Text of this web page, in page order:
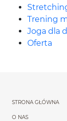
Trening
Joga dla
Oferta
Menu
STRONA GŁÓWNA
O NAS